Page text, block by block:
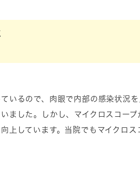
いるので、肉眼で内部の感染状況
ました。しかし、マイクロスコー
上しています。当院でもマイクロ